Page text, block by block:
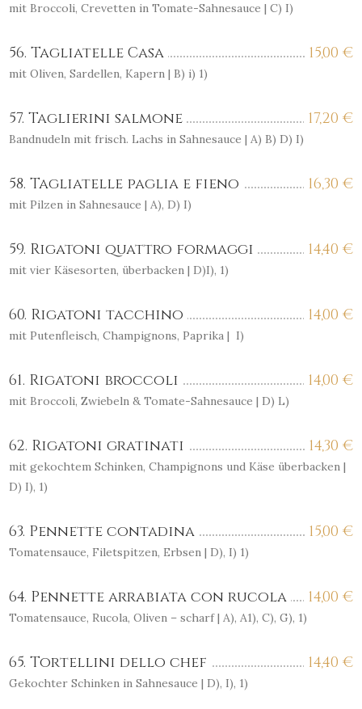
mit Broccoli, Crevetten in Tomate-Sahnesauce | C) I)
15,00 €
56. Tagliatelle Casa
mit Oliven, Sardellen, Kapern | B) i) 1)
17,20 €
57. Taglierini salmone
Bandnudeln mit frisch. Lachs in Sahnesauce | A) B) D) I)
16,30 €
58. Tagliatelle paglia e fieno
mit Pilzen in Sahnesauce | A), D) I)
14,40 €
59. Rigatoni quattro formaggi
mit vier Käsesorten, überbacken | D)I), 1)
14,00 €
60. Rigatoni tacchino
mit Putenfleisch, Champignons, Paprika | I)
14,00 €
61. Rigatoni broccoli
mit Broccoli, Zwiebeln & Tomate-Sahnesauce | D) L)
14,30 €
62. Rigatoni gratinati
mit gekochtem Schinken, Champignons und Käse überbacken |
D) I), 1)
15,00 €
63. Pennette contadina
Tomatensauce, Filetspitzen, Erbsen | D), I) 1)
14,00 €
64. Pennette arrabiata con rucola
Tomatensauce, Rucola, Oliven – scharf | A), A1), C), G), 1)
14,40 €
65. Tortellini dello chef
Gekochter Schinken in Sahnesauce | D), I), 1)